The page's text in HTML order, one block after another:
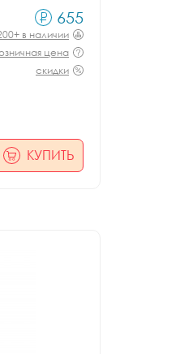
655
в наличии
цена
скидки
КУПИТЬ